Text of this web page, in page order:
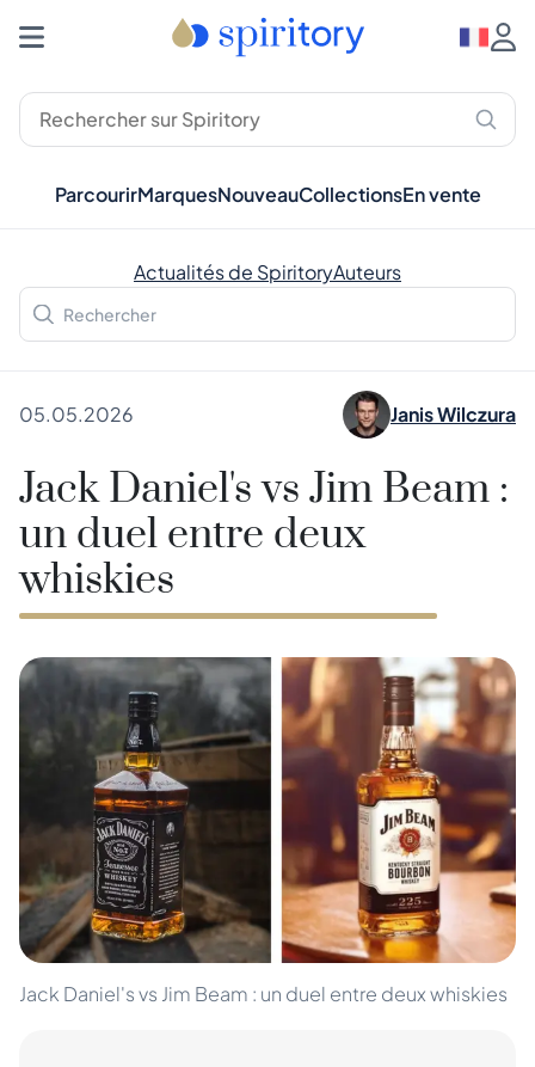
ParcourirMarquesNouveauCollectionsEn vente
Actualités de SpiritoryAuteurs
05.05.2026 Janis Wilczura
Jack Daniel's vs Jim Beam :
un duel entre deux
whiskies
Jack Daniel's vs Jim Beam : un duel entre deux whiskies